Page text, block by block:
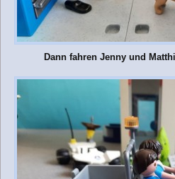
Dann fahren Jenny und